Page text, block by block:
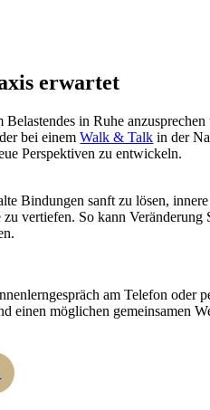
erwartet
in Ruhe
bei einemWalk & Talk in der
Perspektiven zu entwickeln.
Bindungen sanft zu lösen,
vertiefen. So kann Veränderung
am Telefon oder
einen möglichen gemeinsamen